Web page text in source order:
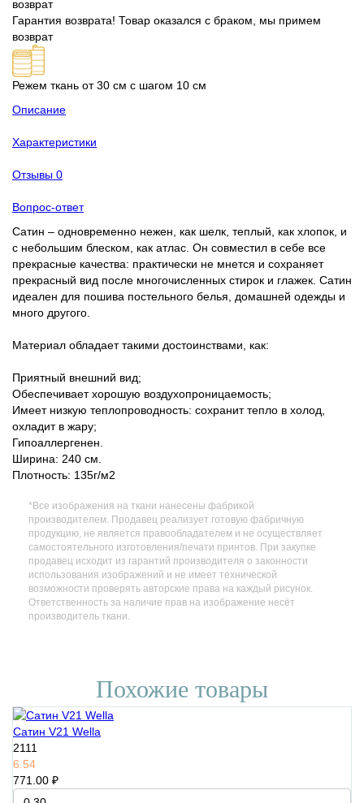
Гарантия возврата! Товар оказался с браком, мы примем
возврат
Режем ткань от 30 см с шагом 10 см
Описание
Характеристики
Отзывы 0
Вопрос-ответ
Сатин – одновременно нежен, как шелк, теплый, как хлопок, и
с небольшим блеском, как атлас. Он совместил в себе все
прекрасные качества: практически не мнется и сохраняет
прекрасный вид после многочисленных стирок и глажек. Сатин
идеален для пошива постельного белья, домашней одежды и
много другого.
Материал обладает такими достоинствами, как:
Приятный внешний вид;
Обеспечивает хорошую воздухопроницаемость;
Имеет низкую теплопроводность: сохранит тепло в холод,
охладит в жару;
Гипоаллергенен.
Ширина: 240 см.
Плотность: 135г/м2
*Все изображения на ткани нанесены фабрикой
производителем. Продавец реализует готовую фабричную
продукцию, не является правообладателем и не осуществляет
самостоятельного изготовления/печати принтов. При закупке
продавец исходит из гарантий производителя о законности
использования изображений и не имеет технической
возможности проверять авторские права на каждый рисунок.
Ответственность за наличие прав на изображение несёт
производитель ткани.
Похожие товары
Сатин V21 Wella
2111
6.54
771.00 ₽